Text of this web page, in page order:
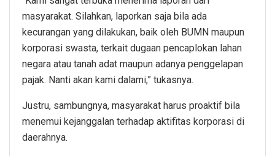
masyarakat. Silahkan, laporkan saja bila ada
kecurangan yang dilakukan, baik oleh BUMN maupun
korporasi swasta, terkait dugaan pencaplokan lahan
negara atau tanah adat maupun adanya penggelapan
pajak. Nanti akan kami dalami,” tukasnya.
Justru, sambungnya, masyarakat harus proaktif bila
menemui kejanggalan terhadap aktifitas korporasi di
daerahnya.